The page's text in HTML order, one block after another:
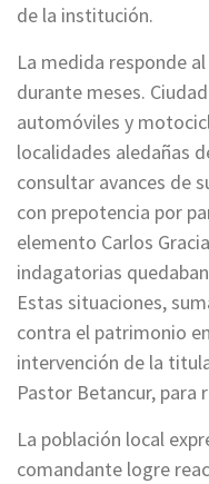
de la institución.
La medida responde
durante meses.
automóviles y
localidades aledañas
consultar avances de
con prepotencia por
elemento Carlos
indagatorias
Estas situaciones,
contra el patrimonio
intervención de la
Pastor Betancur, para
La población local
comandante logre